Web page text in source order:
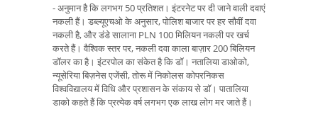
- अनुमान है कि लगभग 50 प्रतिशत। इंटरनेट पर दी जाने वाली दवाएं
नकली हैं। डब्ल्यूएचओ के अनुसार, पोलिश बाजार पर हर सौवीं दवा
नकली है, और डंडे सालाना PLN 100 मिलियन नकली पर खर्च
करते हैं। वैश्विक स्तर पर, नकली दवा काला बाज़ार 200 बिलियन
डॉलर का है। इंटरपोल का संकेत है कि डॉ। नतालिया डाओको,
न्यूसेरिया बिज़नेस एजेंसी, तोरू में निकोलस कोपरनिकस
विश्वविद्यालय में विधि और प्रशासन के संकाय से डॉ। पातालिया
डाको कहते हैं कि प्रत्येक वर्ष लगभग एक लाख लोग मर जाते हैं।